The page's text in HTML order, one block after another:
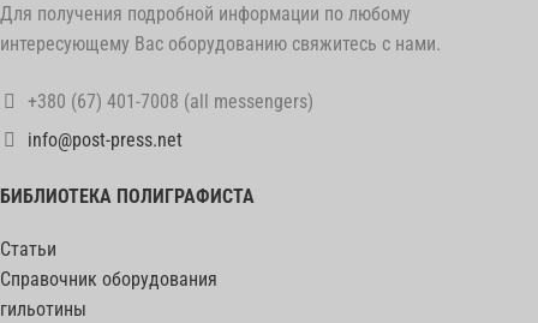
Для получения подробной информации по любому
интересующему Вас оборудованию свяжитесь с нами.
+380 (67) 401-7008 (all messengers)
info@post-press.net
БИБЛИОТЕКА ПОЛИГРАФИСТА
Статьи
Справочник оборудования
гильотины